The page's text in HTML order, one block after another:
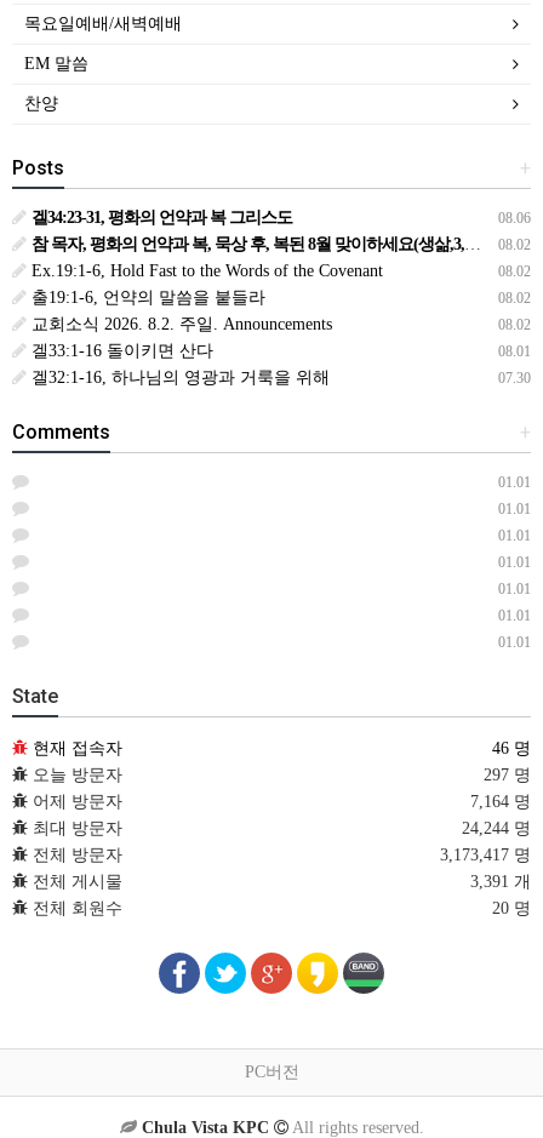
목요일예배/새벽예배
EM 말씀
찬양
+
Posts
08.06
겔34:23-31, 평화의 언약과 복 그리스도
08.02
참 목자, 평화의 언약과 복, 묵상 후, 복된 8월 맞이하세요(생삶,3,월) *예수생명 내생명 우리생명!
08.02
Ex.19:1-6, Hold Fast to the Words of the Covenant
08.02
출19:1-6, 언약의 말씀을 붙들라
08.02
교회소식 2026. 8.2. 주일. Announcements
08.01
겔33:1-16 돌이키면 산다
07.30
겔32:1-16, 하나님의 영광과 거룩을 위해
+
Comments
01.01
01.01
01.01
01.01
01.01
01.01
01.01
State
현재 접속자
46 명
오늘 방문자
297 명
어제 방문자
7,164 명
최대 방문자
24,244 명
전체 방문자
3,173,417 명
전체 게시물
3,391 개
전체 회원수
20 명
PC버전
Chula Vista KPC All rights reserved.